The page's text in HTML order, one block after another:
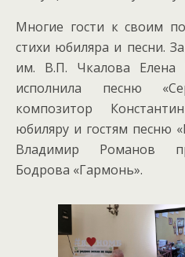
Многие гости к своим
стихи юбиляра и песни.
им. В.П. Чкалова Елена
исполнила песню
композитор
юбиляру и гостям песню
Владимир Романов
Бодрова «Гармонь».